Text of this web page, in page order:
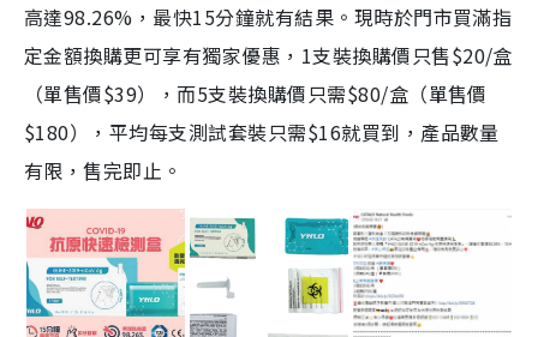
高達98.26%，最快15分鐘就有結果。現時於門市買滿指
定金額換購更可享有獨家優惠，1支裝換購價只售$20/盒
（單售價$39），而5支裝換購價只需$80/盒（單售價
$180），平均每支測試套裝只需$16就買到，產品數量
有限，售完即止。